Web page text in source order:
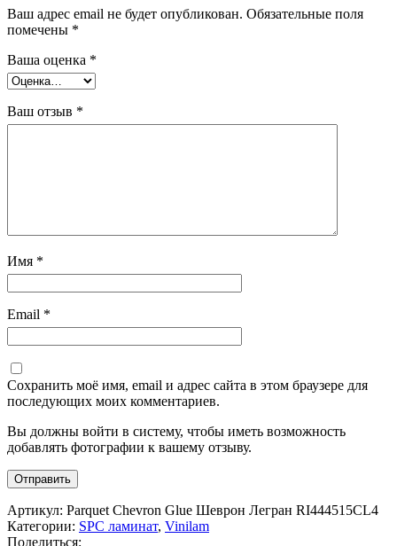
Ваш адрес email не будет опубликован. Обязательные поля
помечены *
Ваша оценка *
Ваш отзыв *
Имя *
Email *
Сохранить моё имя, email и адрес сайта в этом браузере для
последующих моих комментариев.
Вы должны войти в систему, чтобы иметь возможность
добавлять фотографии к вашему отзыву.
Артикул: Parquet Chevron Glue Шеврон Легран RI444515CL4
Категории: SPC ламинат, Vinilam
Поделиться: